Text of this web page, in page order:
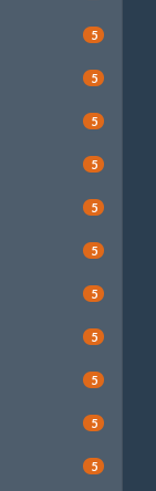
5
5
5
5
5
5
5
5
5
5
5